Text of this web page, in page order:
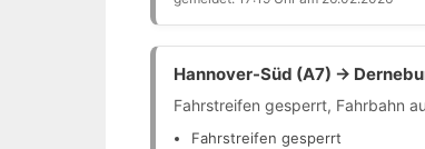
Hannover-Süd (A7) →
Fahrstreifen gesperrt, Fahrbahn
Fahrstreifen gesperrt